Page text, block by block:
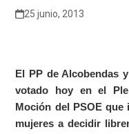
25 junio, 2013
El PP de Alcobendas
votado hoy en el
Moción del PSOE
mujeres a decidir